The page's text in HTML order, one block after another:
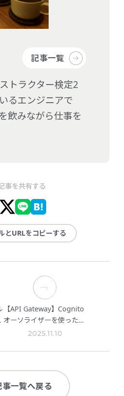
記事一覧
トラクター検定2
るエンジニアで
飲みながら仕事を
事を共有する
とURLをコピーする
【API Gateway】Cognito
オーソライザーを使った
M2M認証でAPIを保護する
2025.11.10
事一覧へ戻る